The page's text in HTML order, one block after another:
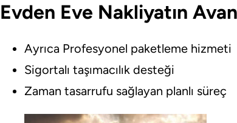
Evden Eve Nakliyatın
Ayrıca Profesyonel paketleme hizmeti
Sigortalı taşımacılık desteği
Zaman tasarrufu sağlayan planlı süreç